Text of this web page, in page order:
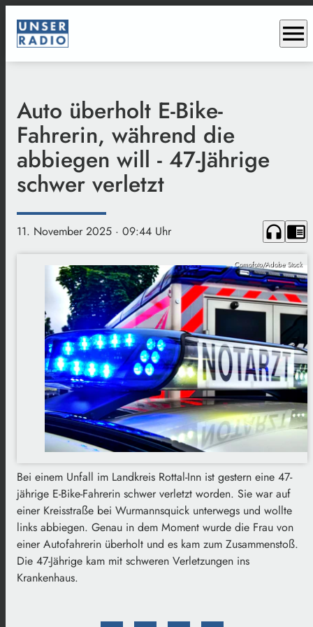
menu
Auto überholt E-Bike-
Fahrerin, während die
abbiegen will - 47-Jährige
schwer verletzt
11. November 2025 · 09:44 Uhr headphones chrome_reader_mode
Comofoto/Adobe Stock
Bei einem Unfall im Landkreis Rottal-Inn ist gestern eine 47-
jährige E-Bike-Fahrerin schwer verletzt worden. Sie war auf
einer Kreisstraße bei Wurmannsquick unterwegs und wollte
links abbiegen. Genau in dem Moment wurde die Frau von
einer Autofahrerin überholt und es kam zum Zusammenstoß.
Die 47-Jährige kam mit schweren Verletzungen ins
Krankenhaus.